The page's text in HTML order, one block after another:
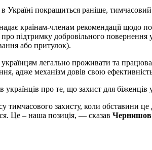
в Україні покращиться раніше,
країнам-членам рекомендації щодо
підтримку добровільного повернення
або притулок).
легально проживати та
адже механізм довів свою
українців про те, що захист для
захисту, коли обставини
Це – наша позиція, — сказав Чернишов